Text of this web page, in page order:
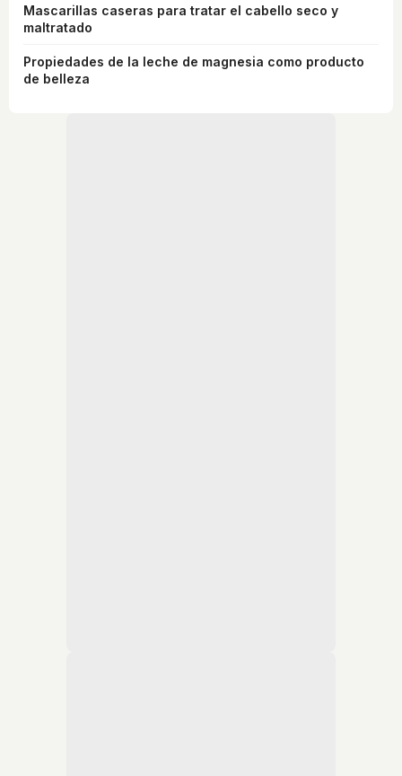
Mascarillas caseras para tratar el cabello seco y
maltratado
Propiedades de la leche de magnesia como producto
de belleza